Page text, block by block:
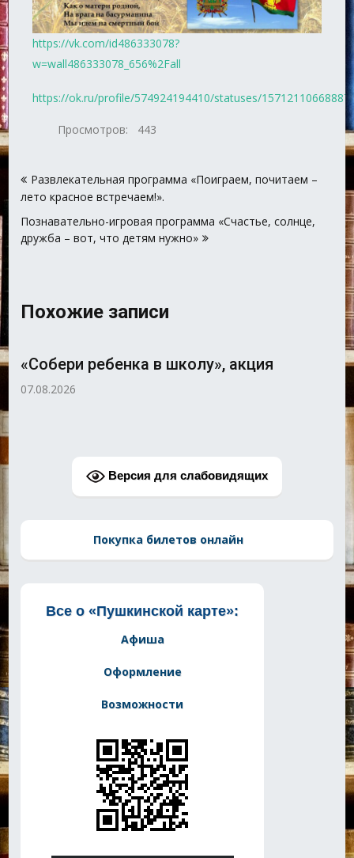
https://vk.com/id486333078?
w=wall486333078_656%2Fall
https://ok.ru/profile/574924194410/statuses/
Просмотров: 443
по
записям
Развлекательная программа «Поиграем, почитаем –
лето красное встречаем!».
Познавательно-игровая программа «Счастье, солнце,
дружба – вот, что детям нужно»
Похожие записи
«Собери ребенка в школу», акция
07.08.2026
Версия для слабовидящих
Покупка билетов онлайн
Все о «Пушкинской карте»:
Афиша
Оформление
Возможности